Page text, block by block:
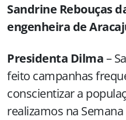
Sandrine Rebouças
engenheira de
Presidenta Dilma–
feito campanhas
conscientizar a
realizamos na